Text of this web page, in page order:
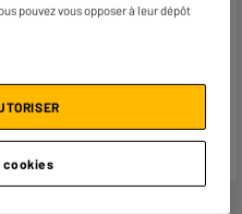
PRODUCTSUPPORT@CONTAC
T.ELECTRODEPOT.FR
pouvez vous opposer à leur dépôt
cookies